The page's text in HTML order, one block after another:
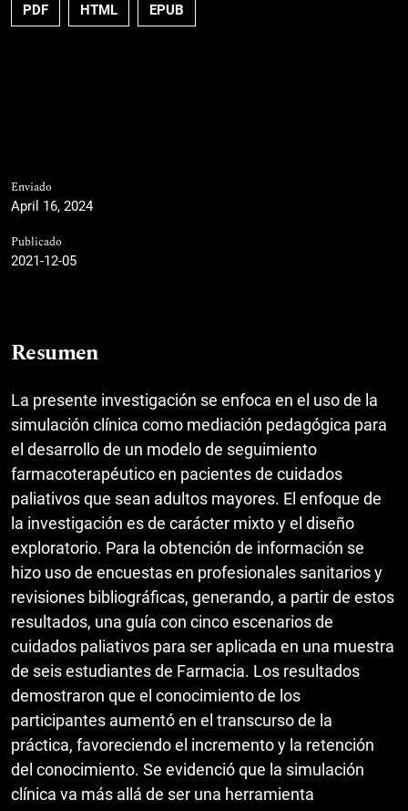
PDF HTML EPUB
Enviado
April 16, 2024
Publicado
2021-12-05
Resumen
La presente investigación se enfoca en el uso de la
simulación clínica como mediación pedagógica para
el desarrollo de un modelo de seguimiento
farmacoterapéutico en pacientes de cuidados
paliativos que sean adultos mayores. El enfoque de
la investigación es de carácter mixto y el diseño
exploratorio. Para la obtención de información se
hizo uso de encuestas en profesionales sanitarios y
revisiones bibliográficas, generando, a partir de estos
resultados, una guía con cinco escenarios de
cuidados paliativos para ser aplicada en una muestra
de seis estudiantes de Farmacia. Los resultados
demostraron que el conocimiento de los
participantes aumentó en el transcurso de la
práctica, favoreciendo el incremento y la retención
del conocimiento. Se evidenció que la simulación
clínica va más allá de ser una herramienta